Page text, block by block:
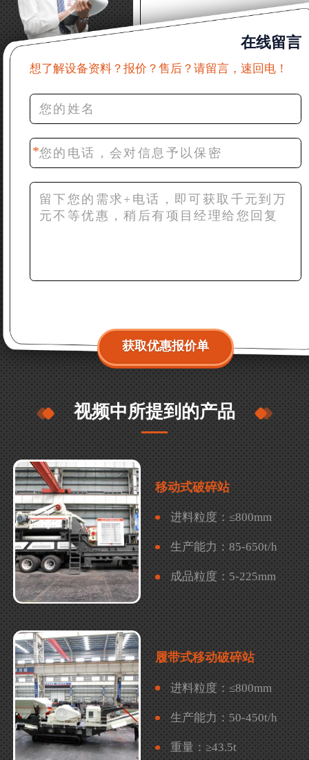
22分钟前 郑女士：想了解时产500吨锤破，加工
石灰石
31分钟前 吴先生：成套石头破碎设备有吗？给个
36分钟前 罗先生：每小时100吨左右的鄂破和反
击破，推荐下型号
粉设备？
在线留言
想了解设备资料？报价？售后？请留言，速回电！
获取优惠报价单
视频中所提到的产品
移动式破碎站
进料粒度：≤800mm
生产能力：85-650t/h
成品粒度： 5-225mm
履带式移动破碎站
进料粒度： ≤800mm
生产能力： 50-450t/h
重量：≥43.5t